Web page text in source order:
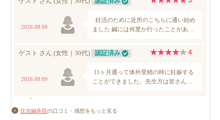
住吉鍼灸院の口コミ・感想をもっと見る